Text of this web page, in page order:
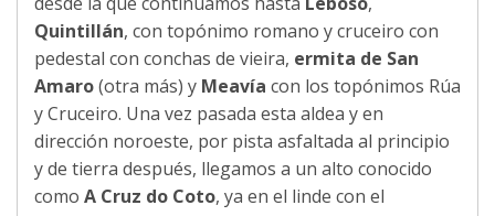
Quintillán, con topónimo romano y cruceiro con
pedestal con conchas de vieira, ermita de San
Amaro(otra más) y Meavía con los topónimos Rúa
y Cruceiro. Una vez pasada esta aldea y en
dirección noroeste, por pista asfaltada al principio
y de tierra después, llegamos a un alto conocido
como A Cruz do Coto, ya en el linde con el